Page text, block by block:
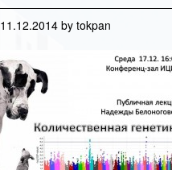
11.12.2014 by tokpan